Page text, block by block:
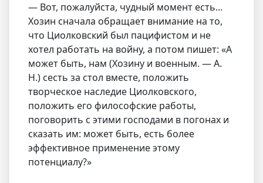
— Вот, пожалуйста, чудный момент есть...
Хозин сначала обращает внимание на то,
что Циолковский был пацифистом и не
хотел работать на войну, а потом пишет: «А
может быть, нам (Хозину и военным. — А.
Н.) сесть за стол вместе, положить
творческое наследие Циолковского,
положить его философские работы,
поговорить с этими господами в погонах и
сказать им: может быть, есть более
эффективное применение этому
потенциалу?»